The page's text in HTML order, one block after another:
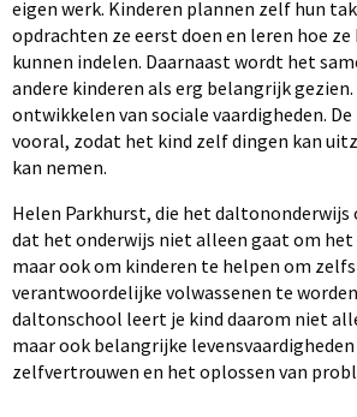
eigen werk. Kinderen plannen zelf hun
opdrachten ze eerst doen en leren hoe
kunnen indelen. Daarnaast wordt het
andere kinderen als erg belangrijk
ontwikkelen van sociale vaardigheden.
vooral, zodat het kind zelf dingen kan
kan nemen.
Helen Parkhurst, die het daltononderwijs
dat het onderwijs niet alleen gaat om
maar ook om kinderen te helpen om
verantwoordelijke volwassenen te
daltonschool leert je kind daarom niet
maar ook belangrijke
zelfvertrouwen en het oplossen van